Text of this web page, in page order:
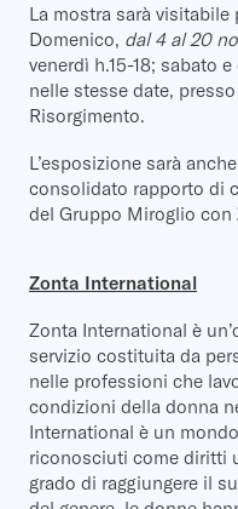
La mostra sarà
Domenico, dal 4 al 20
venerdì h.15-18; sabato e
nelle stesse date,
Risorgimento.
L’esposizione sarà
consolidato rapporto di
del Gruppo Miroglio con
Zonta International
Zonta International è
servizio costituita da
nelle professioni che
condizioni della donna
International è un
riconosciuti come diritti
grado di raggiungere il